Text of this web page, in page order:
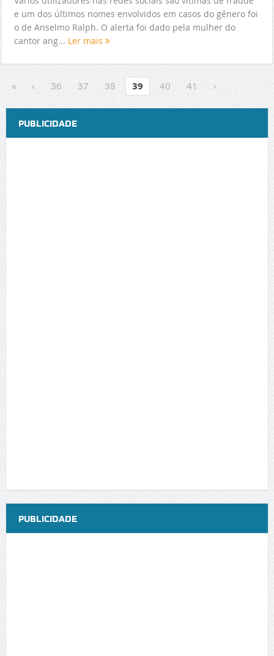
e um dos últimos nomes envolvidos em casos do género foi
o de Anselmo Ralph. O alerta foi dado pela mulher do
cantor ang... Ler mais
« ‹ 36 37 38 39 40 41 ›
PUBLICIDADE
PUBLICIDADE